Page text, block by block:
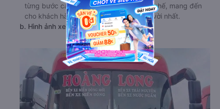
từng bước cải thiện những mặt còn hạn chế, mang đến
cho khách hàng những chuyến đi tuyệt vời nhất.
b. Hình ảnh xe Hoàng Long (Đỏ)